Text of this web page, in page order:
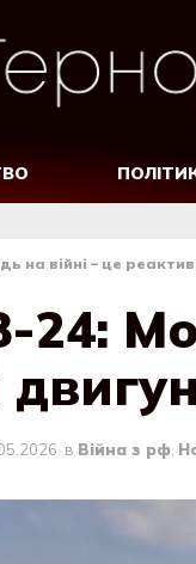
на війні – це
24:
в Війна з рф,